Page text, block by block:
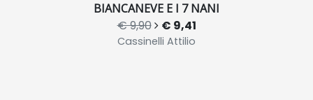
BIANCANEVE E I 7 NANI
€ 9,90 € 9,41
Cassinelli Attilio